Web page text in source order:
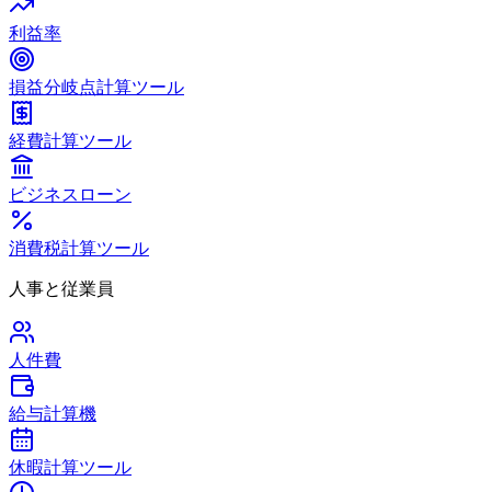
利益率
損益分岐点計算ツール
経費計算ツール
ビジネスローン
消費税計算ツール
人事と従業員
人件費
給与計算機
休暇計算ツール